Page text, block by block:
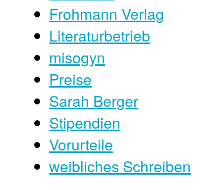
Frohmann Verlag
Literaturbetrieb
misogyn
Preise
Sarah Berger
Stipendien
Vorurteile
weibliches Schreiben